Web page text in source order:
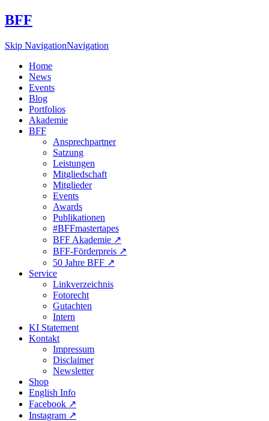
BFF
Skip NavigationNavigation
Home
News
Events
Blog
Portfolios
Akademie
BFF
Ansprechpartner
Satzung
Leistungen
Mitgliedschaft
Mitglieder
Events
Awards
Publikationen
#BFFmastertapes
BFF Akademie ↗︎
BFF-Förderpreis ↗︎
50 Jahre BFF ↗︎
Service
Linkverzeichnis
Fotorecht
Gutachten
Intern
KI Statement
Kontakt
Impressum
Disclaimer
Newsletter
Shop
English Info
Facebook ↗︎
Instagram ↗︎